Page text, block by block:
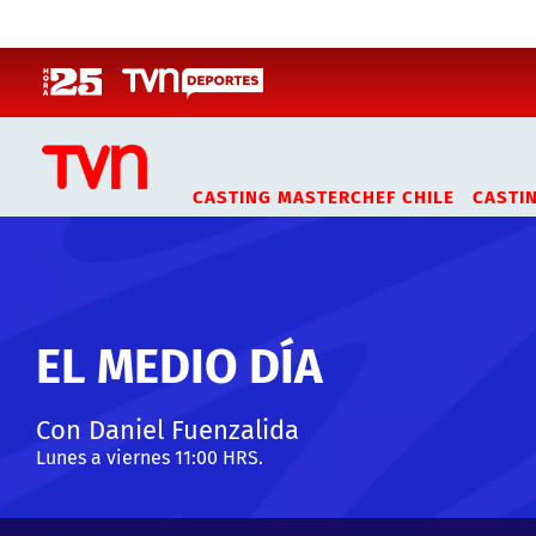
CASTING MASTERCHEF CHILE
EL MEDIO DÍA
Con Daniel Fuenzalida
Lunes a viernes 11:00 HRS.